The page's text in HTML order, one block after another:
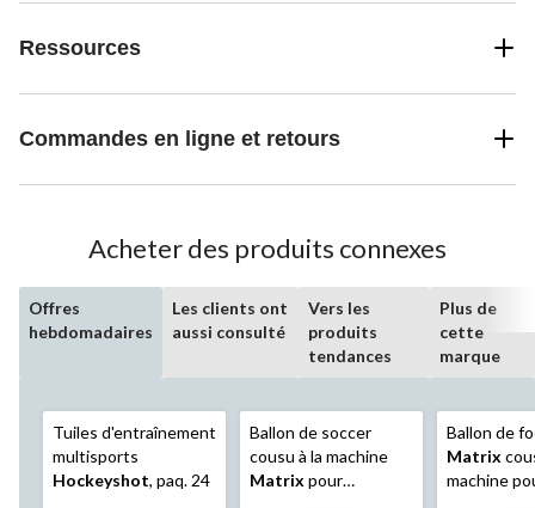
Ressources
Commandes en ligne et retours
Acheter des produits connexes
Offres
hebdomadaires
Les clients ont
aussi consulté
Vers les
produits
tendances
Plus de
cette
marque
Tuiles d'entraînement
multisports
Hockeyshot, paq. 24
Ballon de soccer
cousu à la machine
Matrix pour
Ballon de
Matrix
machine